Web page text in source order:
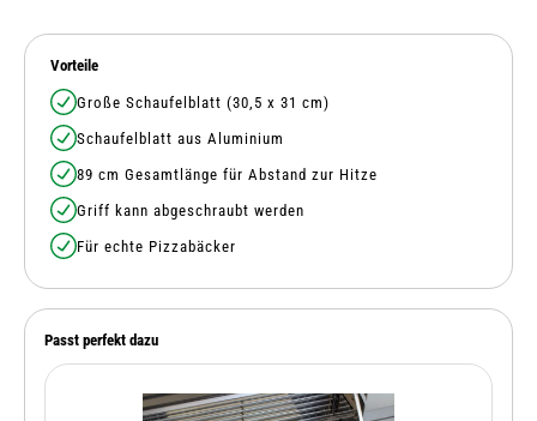
Vorteile
Große Schaufelblatt (30,5 x 31 cm)
Schaufelblatt aus Aluminium
89 cm Gesamtlänge für Abstand zur Hitze
Griff kann abgeschraubt werden
Für echte Pizzabäcker
Passt perfekt dazu